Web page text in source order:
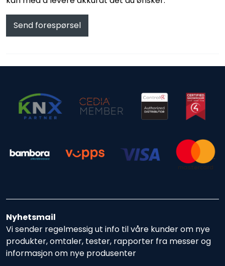
Send forespørsel
Nyhetsmail
Vi sender regelmessig ut info til våre kunder om nye
produkter, omtaler, tester, rapporter fra messer og
informasjon om nye produsenter